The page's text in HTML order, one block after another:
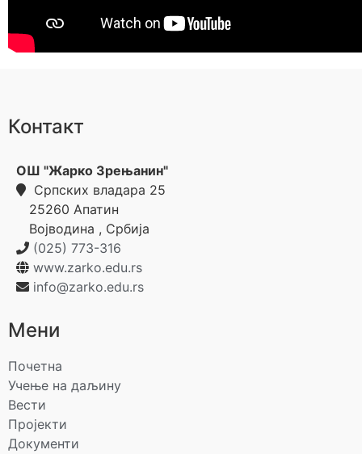
Контакт
ОШ "Жарко Зрењанин"
Српских владара 25
25260 Апатин
Војводина , Србија
(025) 773-316
www.zarko.edu.rs
info@zarko.edu.rs
Мени
Почетна
Учење на даљину
Вести
Пројекти
Документи